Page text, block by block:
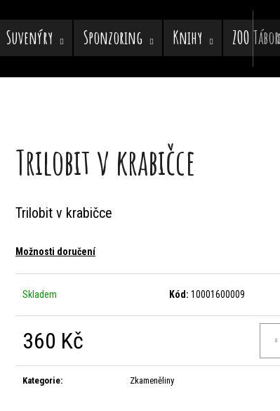
Suvenýry Sponzoring Knihy ZOO Tábor
Trilobit v krabičce
Trilobit v krabičce
Možnosti doručení
Skladem Kód: 10001600009
360 Kč
Kategorie: Zkameněliny
HLEDAT